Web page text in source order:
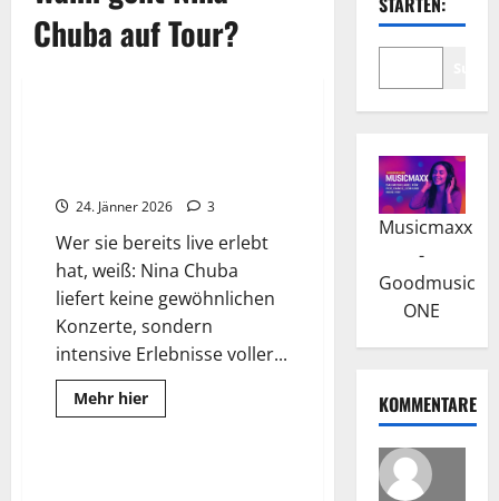
Chuba auf Tour?
24. Jänner 2026 3
Wer sie bereits live erlebt
hat, weiß: Nina Chuba
liefert keine gewöhnlichen
Konzerte, sondern
intensive Erlebnisse voller...
Mehr hierRead
more
Wissenswertes
Musicmaxx
-
Goodmusic
ONE
KOMMENTARE